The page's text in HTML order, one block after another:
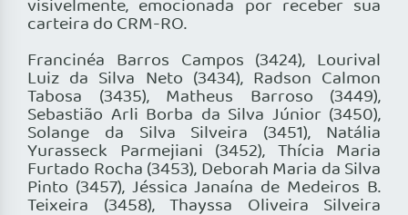
visivelmente, emocionada por receber sua
carteira do CRM-RO.
Francinéa Barros Campos (3424), Lourival
Luiz da Silva Neto (3434), Radson Calmon
Tabosa (3435), Matheus Barroso (3449),
Sebastião Arli Borba da Silva Júnior (3450),
Solange da Silva Silveira (3451), Natália
Yurasseck Parmejiani (3452), Thícia Maria
Furtado Rocha (3453), Deborah Maria da Silva
Pinto (3457), Jéssica Janaína de Medeiros B.
Teixeira (3458), Thayssa Oliveira Silveira